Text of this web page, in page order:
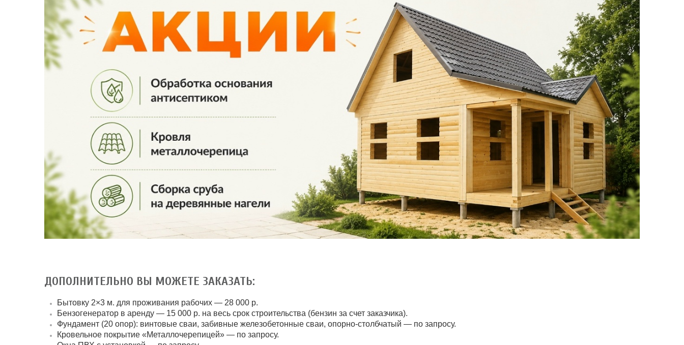
ДОПОЛНИТЕЛЬНО ВЫ МОЖЕТЕ ЗАКАЗАТЬ:
Бытовку 2×3 м. для проживания рабочих — 28 000 р.
Бензогенератор в аренду — 15 000 р. на весь срок строительства (бензин за счет заказчика).
Фундамент (20 опор): винтовые сваи, забивные железобетонные сваи, опорно-столбчатый — по запросу.
Кровельное покрытие «Металлочерепицей» — по запросу.